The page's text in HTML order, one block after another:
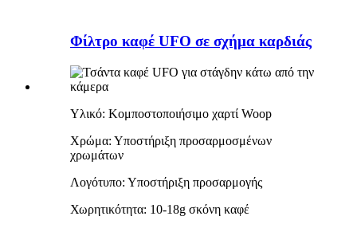
Φίλτρο καφέ UFO σε σχήμα καρδιάς
Υλικό: Κομποστοποιήσιμο χαρτί Woop
Χρώμα: Υποστήριξη προσαρμοσμένων
χρωμάτων
Λογότυπο: Υποστήριξη προσαρμογής
Χωρητικότητα: 10-18g σκόνη καφέ